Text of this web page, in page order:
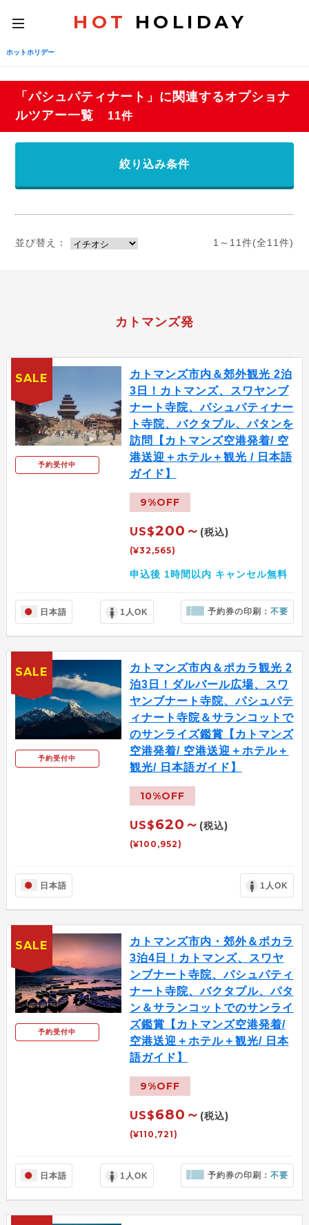
toggle
navigation
HOT HOLIDAY
ホットホリデー
「パシュパティナート」に関連するオプショナ
ルツアー一覧
11件
絞り込み条件
並び替え： 1～11件(全11件)
カトマンズ発
予約受付中
カトマンズ市内＆郊外観光 2泊
3日！カトマンズ、スワヤンブ
ナート寺院、パシュパティナー
ト寺院、バクタプル、パタンを
訪問【カトマンズ空港発着/ 空
港送迎＋ホテル＋観光 / 日本語
ガイド】
9%OFF
US$200～ (税込)
(¥32,565)
申込後 1時間以内 キャンセル無料
日本語 1人OK 予約券の印刷：不要
SALE
予約受付中
カトマンズ市内＆ポカラ観光 2
泊3日！ダルバール広場、スワ
ヤンブナート寺院、パシュパテ
ィナート寺院＆サランコットで
のサンライズ鑑賞【カトマンズ
空港発着/ 空港送迎＋ホテル＋
観光/ 日本語ガイド】
10%OFF
US$620～ (税込)
(¥100,952)
日本語 1人OK
SALE
予約受付中
カトマンズ市内・郊外＆ポカラ
3泊4日！カトマンズ、スワヤ
ンブナート寺院、パシュパティ
ナート寺院、バクタプル、パタ
ン＆サランコットでのサンライ
ズ鑑賞【カトマンズ空港発着/
空港送迎＋ホテル＋観光/ 日本
語ガイド】
9%OFF
US$680～ (税込)
(¥110,721)
日本語 1人OK 予約券の印刷：不要
SALE